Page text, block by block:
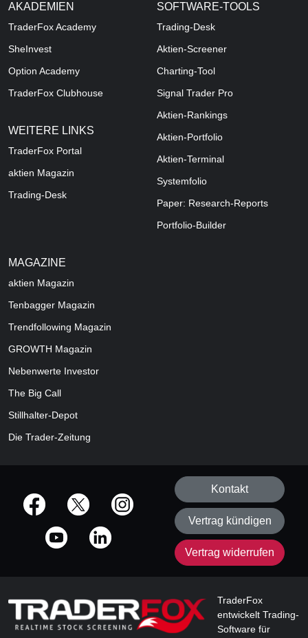
AKADEMIEN
TraderFox Academy
SheInvest
Option Academy
TraderFox Clubhouse
WEITERE LINKS
TraderFox Portal
aktien Magazin
Trading-Desk
SOFTWARE-TOOLS
Trading-Desk
Aktien-Screener
Charting-Tool
Signal Trader Pro
Aktien-Rankings
Aktien-Portfolio
Aktien-Terminal
Systemfolio
Paper: Research-Reports
Portfolio-Builder
MAGAZINE
aktien Magazin
Tenbagger Magazin
Trendfollowing Magazin
GROWTH Magazin
Nebenwerte Investor
The Big Call
Stillhalter-Depot
Die Trader-Zeitung
offizielle Social Media-Accounts
Kontakt
Vertrag kündigen
Vertrag widerrufen
TraderFox
entwickelt Trading-
Software für